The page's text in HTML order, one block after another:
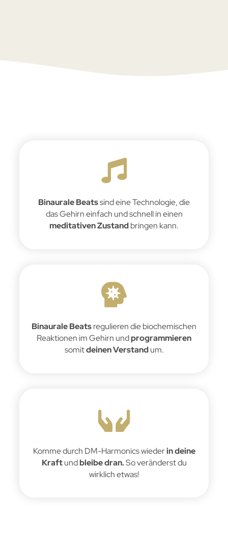
Binaurale Beatssind eine Technologie, die
das Gehirn einfach und schnell in einen
meditativen Zustandbringen kann.
Binaurale Beatsregulieren die biochemischen
Reaktionen im Gehirn undprogrammieren
somitdeinen Verstandum.
Komme durch DM-Harmonics wiederin deine
Kraftundbleibe dran.So veränderst du
wirklich etwas!